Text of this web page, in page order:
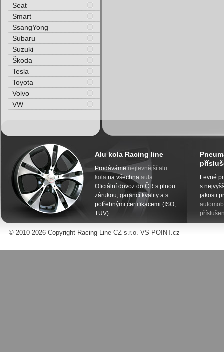
Seat
Smart
SsangYong
Subaru
Suzuki
Škoda
Tesla
Toyota
Volvo
VW
Alu kola Racing line
Prodáváme nejlevnější alu
kola na všechna auta.
Oficiální dovoz do ČR s plnou
zárukou, garancí kvality a s
potřebnými certifikacemi (ISO,
TÜV).
Levné
s
jakosti
© 2010-2026 Copyright Racing Line CZ s.r.o. VS-POINT.cz